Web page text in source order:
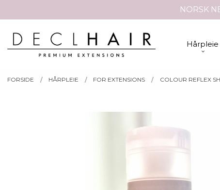
til
NORSK
PRODUKTER
Hårpleie
FORSIDE HÅRPLEIE FOR EXTENSIONS COLOUR REFLEX